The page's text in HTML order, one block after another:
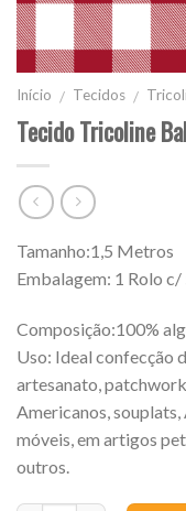
Início / Tecidos /
Tecido Tricoline
Tamanho:1,5 Metros
Embalagem: 1 Rolo
Composição:100%
Uso: Ideal confecção
artesanato,
Americanos,
móveis, em artigos
outros.